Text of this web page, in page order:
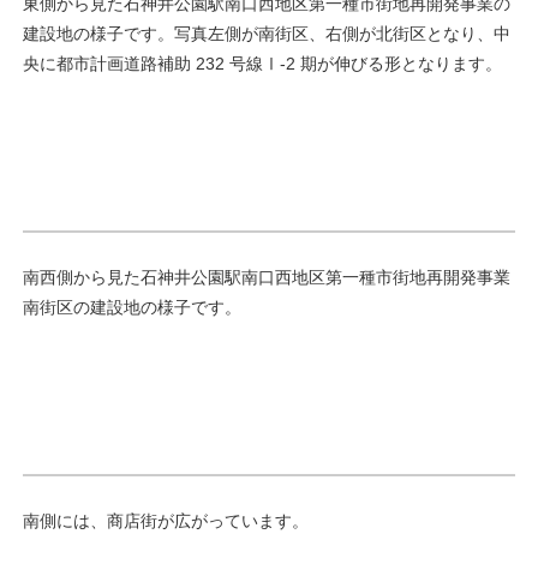
東側から見た石神井公園駅南口西地区第一種市街地再開発事業の
建設地の様子です。写真左側が南街区、右側が北街区となり、中
央に都市計画道路補助 232 号線Ⅰ-2 期が伸びる形となります。
南西側から見た石神井公園駅南口西地区第一種市街地再開発事業
南街区の建設地の様子です。
南側には、商店街が広がっています。